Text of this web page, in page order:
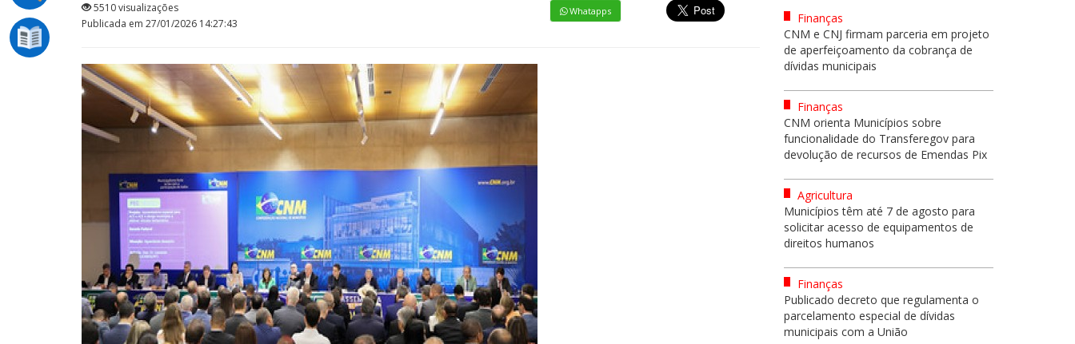
5510 visualizações
Publicada em 27/01/2026 14:27:43
Whatapps
Finanças
CNM e CNJ firmam parceria em projeto
de aperfeiçoamento da cobrança de
dívidas municipais
Finanças
CNM orienta Municípios sobre
funcionalidade do Transferegov para
devolução de recursos de Emendas Pix
Agricultura
Municípios têm até 7 de agosto para
solicitar acesso de equipamentos de
direitos humanos
Finanças
Publicado decreto que regulamenta o
parcelamento especial de dívidas
municipais com a União